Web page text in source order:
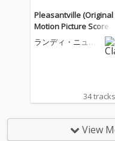
Pleasantville (Original
Motion Picture Score /
Deluxe Edition)
ランディ・ニュー
34 tracks
View